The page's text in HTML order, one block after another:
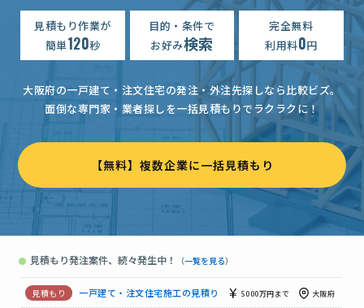
見積もり作業が
簡単120秒
目的・条件で
お好み検索
完全無料
利用料0円
大阪府の一戸建て・注文住宅の発注・外注先探しなら比較ビズ。
面倒な専門家・業者探しを一括見積もりでラクラクに！
【無料】複数企業に一括見積もり
● 見積もり発注案件、続々発生中！ （一覧を見る）
一戸建て・注文住宅施工の見積り 5000万円まで 大阪府
一戸建て・注文住宅施工の見積り 相談して決めたい
一戸建て・注文住宅施工の見積り 相談して決めたい 大阪府
一戸建て・注文住宅施工の見積り 3000万円まで 大阪府
【急募】【２階建木造】一戸建て・注文住宅施工の見積り
一戸建て・注文住宅施工の見積り 予算上限なし
一戸建て・注文住宅施工の見積り 大阪府
既存のシャッター付きガレージを利用してエネルギーの再生を重視した住めることを視 …
一戸建て・注文住宅施工の見積り
一戸建て・注文住宅設計見積 予算上限なし 大阪府